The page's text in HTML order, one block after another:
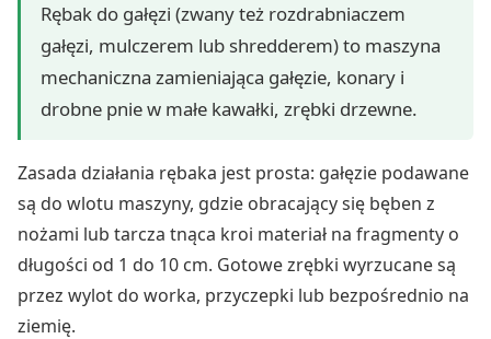
Rębak do gałęzi (zwany też rozdrabniaczem
gałęzi, mulczerem lub shredderem) to maszyna
mechaniczna zamieniająca gałęzie, konary i
drobne pnie w małe kawałki, zrębki drzewne.
Zasada działania rębaka jest prosta: gałęzie podawane
są do wlotu maszyny, gdzie obracający się bęben z
nożami lub tarcza tnąca kroi materiał na fragmenty o
długości od 1 do 10 cm. Gotowe zrębki wyrzucane są
przez wylot do worka, przyczepki lub bezpośrednio na
ziemię.